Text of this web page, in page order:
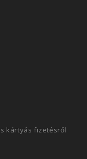
kártyás fizetésről